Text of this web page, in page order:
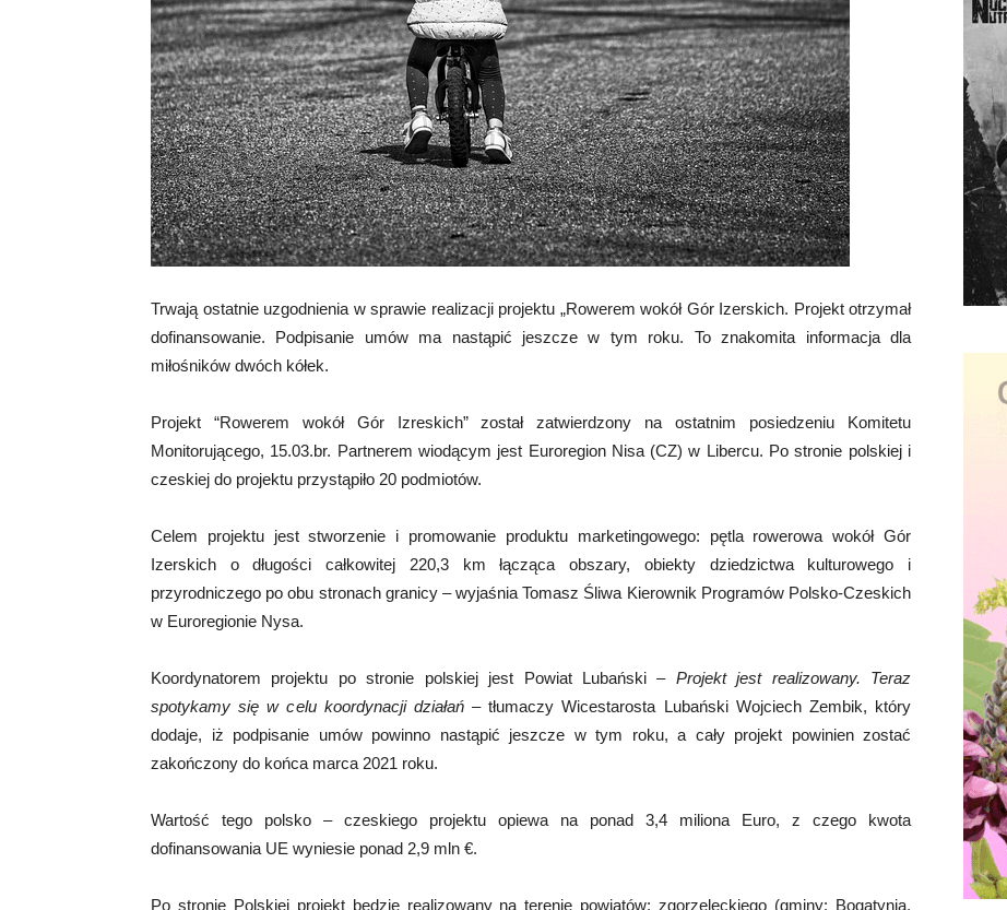
Trwają ostatnie uzgodnienia w sprawie realizacji projektu „Rowerem wokół Gór Izerskich. Projekt otrzymał
dofinansowanie. Podpisanie umów ma nastąpić jeszcze w tym roku. To znakomita informacja dla
miłośników dwóch kółek.
Projekt “Rowerem wokół Gór Izreskich” został zatwierdzony na ostatnim posiedzeniu Komitetu
Monitorującego, 15.03.br. Partnerem wiodącym jest Euroregion Nisa (CZ) w Libercu. Po stronie polskiej i
czeskiej do projektu przystąpiło 20 podmiotów.
Celem projektu jest stworzenie i promowanie produktu marketingowego: pętla rowerowa wokół Gór
Izerskich o długości całkowitej 220,3 km łącząca obszary, obiekty dziedzictwa kulturowego i
przyrodniczego po obu stronach granicy – wyjaśnia Tomasz Śliwa Kierownik Programów Polsko-Czeskich
w Euroregionie Nysa.
Koordynatorem projektu po stronie polskiej jest Powiat Lubański– Projekt jest realizowany. Teraz
spotykamy się w celu koordynacji działań– tłumaczy Wicestarosta Lubański Wojciech Zembik, który
dodaje, iż podpisanie umów powinno nastąpić jeszcze w tym roku, a cały projekt powinien zostać
zakończony do końca marca 2021 roku.
Wartość tego polsko – czeskiego projektu opiewa na ponad 3,4 miliona Euro, z czego kwota
dofinansowania UE wyniesie ponad 2,9 mln €.
Po stronie Polskiej projekt będzie realizowany na terenie powiatów: zgorzeleckiego (gminy: Bogatynia,